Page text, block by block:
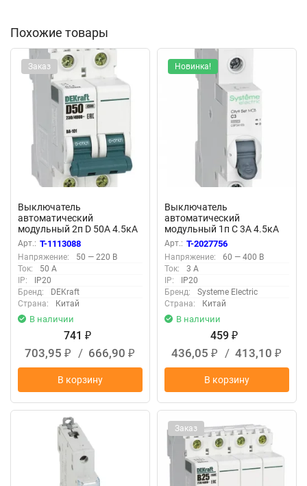
Похожие товары
Заказ
Выключатель
автоматический
модульный 2п D 50А 4.5кА
ВА-101 DEKraft 11119DEK
Арт.: T-1113088
Напряжение:
50 — 220 В
Ток:
50 А
IP:
IP20
Бренд:
DEKraft
Страна:
Китай
В наличии
741 ₽
703,95 ₽ / 666,90 ₽
В корзину
Новинка!
Выключатель
автоматический
модульный 1п C 3А 4.5кА
City9 Set SE C9F34103
Арт.: T-2027756
Напряжение:
60 — 400 В
Ток:
3 А
IP:
IP20
Бренд:
Systeme Electric
Страна:
Китай
В наличии
459 ₽
436,05 ₽ / 413,10 ₽
В корзину
Заказ